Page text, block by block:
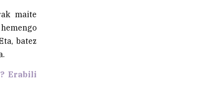
maite
batez
Erabili